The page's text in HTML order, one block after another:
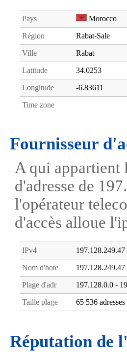
Pays Morocco
Région Rabat-Sale
Ville Rabat
Latitude 34.0253
Longitude -6.83611
Time zone
Fournisseur
A qui appartient
d'adresse de
l'opérateur
d'accès alloue
IPv4 197.128.249.47
Nom d'hote 197.128.249.47
Plage d'adr 197.128.0.0 -
Taille plage 65 536 adresses
Réputation de